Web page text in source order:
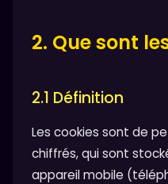
2. Que sont
2.1 Définition
Les cookies sont de
chiffrés, qui sont
appareil mobile